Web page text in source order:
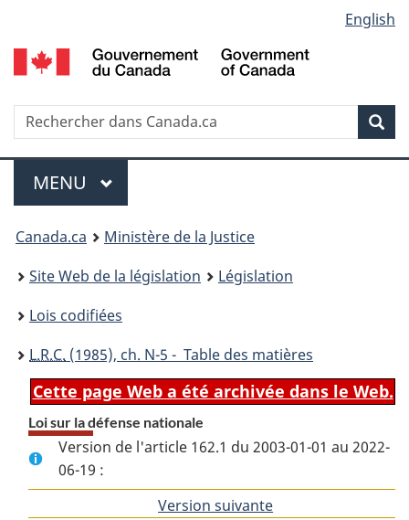
au
contenu
propos
de
la
HTML
simplifiée
selection
English
Recherche
Menu
MENU PRINCIPAL
You
are
here:
Canada.ca
Ministère de la Justice
Site Web de la législation
Législation
Lois codifiées
L.R.C. (1985), ch. N-5 - Table des matières
Cette page Web a été archivée dans le Web.
Loi sur la défense nationale
Version de l'article 162.1 du 2003-01-01 au 2022-
06-19 :
Version suivante